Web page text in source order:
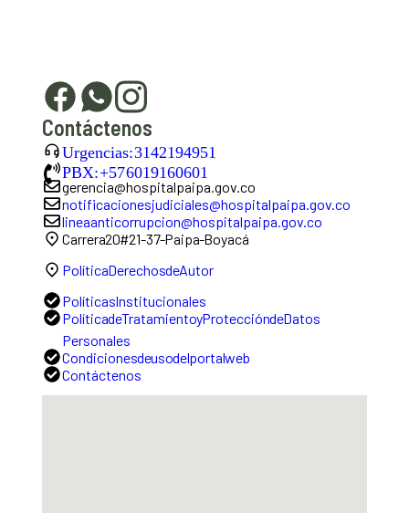
Contáctenos
Urgencias: 3142194951
PBX: +57 6019160601
gerencia@hospitalpaipa.gov.co
notificacionesjudiciales@hospitalpaipa.gov.co
lineaanticorrupcion@hospitalpaipa.gov.co
Carrera 20 # 21-37 - Paipa - Boyacá
Política Derechos de Autor
Políticas Institucionales
Política de Tratamiento y Protección de Datos
Personales
Condiciones de uso del portal web
Contáctenos